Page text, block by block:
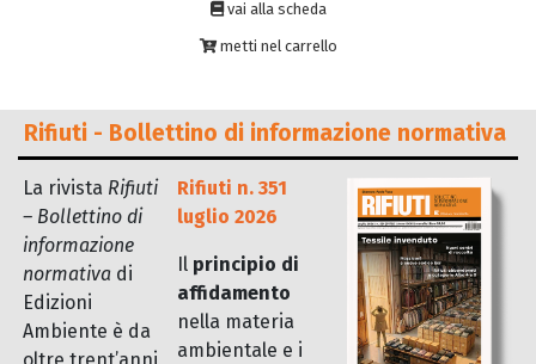
vai alla scheda
metti nel carrello
Rifiuti - Bollettino di informazione normativa
La rivista Rifiuti
– Bollettino di
informazione
normativa di
Edizioni
Ambiente è da
Rifiuti n. 351
luglio 2026
Il principio di
affidamento
nella materia
ambientale e i